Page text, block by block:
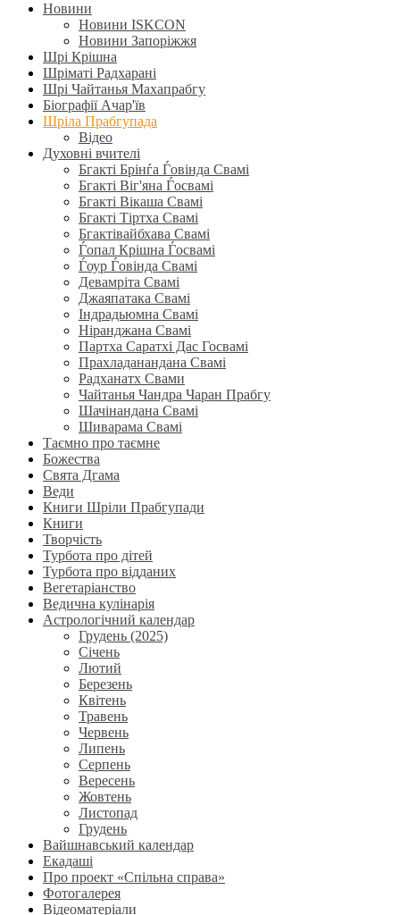
Новини
Новини ISKCON
Новини Запоріжжя
Шрі Крішна
Шріматі Радхарані
Шрі Чайтанья Махапрабгу
Біографії Ачар'їв
Шріла Прабгупада
Відео
Духовні вчителі
Бгакті Брінѓа Ѓовінда Свамі
Бгакті Віг'яна Ѓосвамі
Бгакті Вікаша Свамі
Бгакті Тіртха Свамі
Бгактівайбхава Свамі
Ѓопал Крішна Ѓосвамі
Ѓоур Ѓовінда Свамі
Девамріта Свамі
Джаяпатака Свамі
Індрадьюмна Свамі
Ніранджана Свамі
Партха Саратхі Дас Госвамі
Прахладанандана Свамі
Радханатх Свами
Чайтанья Чандра Чаран Прабгу
Шачінандана Свамі
Шиварама Свамі
Таємно про таємне
Божества
Свята Дгама
Веди
Книги Шріли Прабгупади
Книги
Творчість
Турбота про дітей
Турбота про відданих
Вегетаріанство
Ведична кулінарія
Астрологічний календар
Грудень (2025)
Січень
Лютий
Березень
Квітень
Травень
Червень
Липень
Серпень
Вересень
Жовтень
Листопад
Грудень
Вайшнавський календар
Екадаші
Про проект «Спільна справа»
Фотогалерея
Відеоматеріали